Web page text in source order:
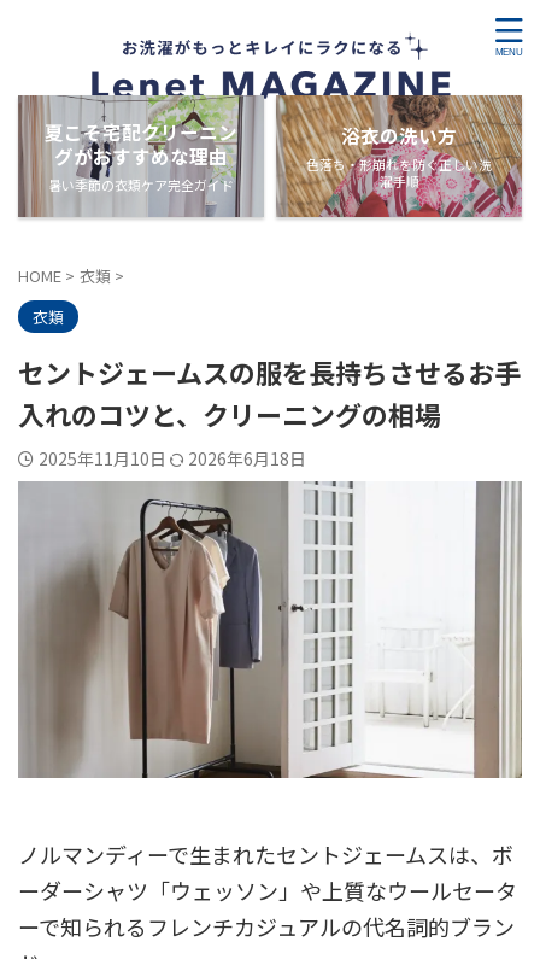
夏こそ宅配クリーニン
グがおすすめな理由
暑い季節の衣類ケア完全ガイド
浴衣の洗い方
色落ち・形崩れを防ぐ正しい洗
濯手順
HOME > 衣類 >
衣類
セントジェームスの服を長持ちさせるお手
入れのコツと、クリーニングの相場
2025年11月10日 2026年6月18日
ノルマンディーで生まれたセントジェームスは、ボ
ーダーシャツ「ウェッソン」や上質なウールセータ
ーで知られるフレンチカジュアルの代名詞的ブラン